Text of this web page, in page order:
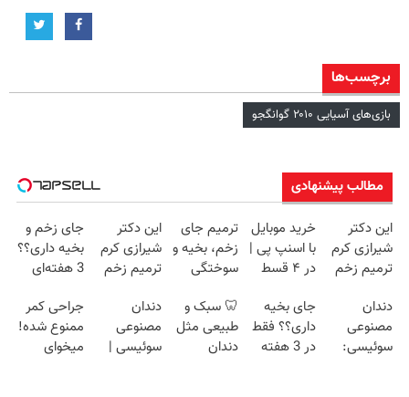
برچسب‌ها
بازی‌های آسیایی ۲۰۱۰ گوانگجو
مطالب پیشنهادی
این دکتر
شیرازی کرم
ترمیم زخم
ساخت!!!
خرید موبایل
با اسنپ پی |
در ۴ قسط
کارمزد!
ترمیم جای
زخم، بخیه و
سوختگی
هفته!!😍
این دکتر
شیرازی کرم
ترمیم زخم
ساخت!!!
جای زخم و
بخیه داری؟؟
3 هفته‌ای
دندان
مصنوعی
سوئیسی:
جای بخیه
داری؟؟ فقط
در 3 هفته
🦷 سبک و
طبیعی مثل
دندان
دندان
مصنوعی
سوئیسی |
جراحی کمر
ممنوع شده!
میخوای